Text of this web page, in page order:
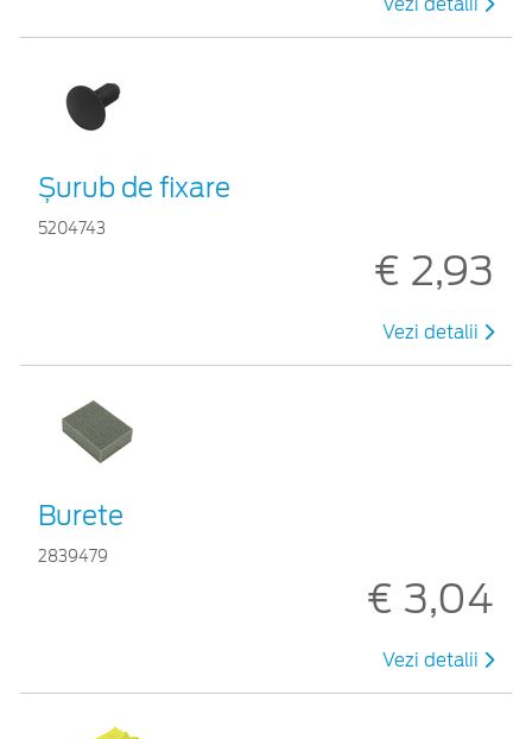
Vezi detalii
Șurub de fixare
5204743
€ 2,93
Vezi detalii
Burete
2839479
€ 3,04
Vezi detalii